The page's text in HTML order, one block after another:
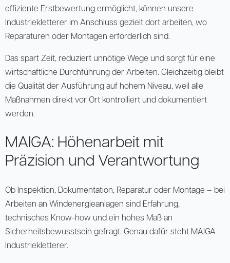
effiziente Erstbewertung ermöglicht, können unsere
Industriekletterer im Anschluss gezielt dort arbeiten, wo
Reparaturen oder Montagen erforderlich sind.
Das spart Zeit, reduziert unnötige Wege und sorgt für eine
wirtschaftliche Durchführung der Arbeiten. Gleichzeitig bleibt
die Qualität der Ausführung auf hohem Niveau, weil alle
Maßnahmen direkt vor Ort kontrolliert und dokumentiert
werden.
MAIGA: Höhenarbeit mit
Präzision und Verantwortung
Ob Inspektion, Dokumentation, Reparatur oder Montage – bei
Arbeiten an Windenergieanlagen sind Erfahrung,
technisches Know-how und ein hohes Maß an
Sicherheitsbewusstsein gefragt. Genau dafür steht MAIGA
Industriekletterer.